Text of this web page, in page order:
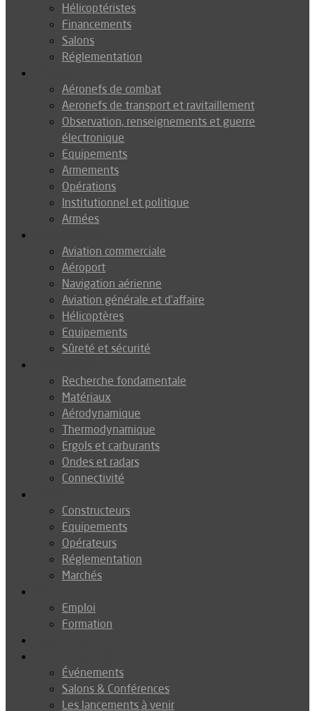
Hélicoptéristes
Financements
Salons
Réglementation
Aéronefs de combat
Aeronefs de transport et ravitaillement
Observation, renseignements et guerre
électronique
Equipements
Armements
Opérations
Institutionnel et politique
Armées
Aviation commerciale
Aéroport
Navigation aérienne
Aviation générale et d’affaire
Hélicoptères
Equipements
Sûreté et sécurité
Recherche fondamentale
Matériaux
Aérodynamique
Thermodynamique
Ergols et carburants
Ondes et radars
Connectivité
Constructeurs
Equipements
Opérateurs
Réglementation
Marchés
Emploi
Formation
Événements
Salons & Conférences
Les lancements à venir